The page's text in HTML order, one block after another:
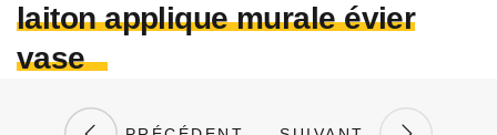
laiton applique murale évier
vase